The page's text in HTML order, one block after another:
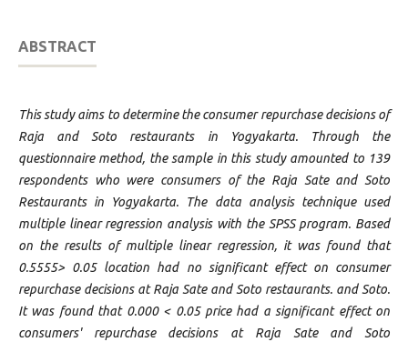
ABSTRACT
This study aims to determine the consumer repurchase decisions of
Raja and Soto restaurants in Yogyakarta. Through the
questionnaire method, the sample in this study amounted to 139
respondents who were consumers of the Raja Sate and Soto
Restaurants in Yogyakarta. The data analysis technique used
multiple linear regression analysis with the SPSS program. Based
on the results of multiple linear regression, it was found that
0.5555> 0.05 location had no significant effect on consumer
repurchase decisions at Raja Sate and Soto restaurants. and Soto.
It was found that 0.000 < 0.05 price had a significant effect on
consumers' repurchase decisions at Raja Sate and Soto